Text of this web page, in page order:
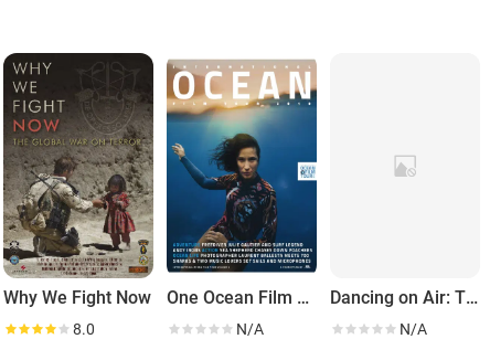
Why We Fight Now
8.0
One Ocean Film Tour
N/A
Dancing on Air: The Making of Barbie in the 12 Dancing Princesses
N/A